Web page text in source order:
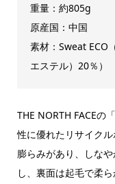
重量：約805g
原産国：中国
素材：Sweat ECO
エステル）20％）
THE NORTH FACEの
性に優れたリサイクル
膨らみがあり、しな
し、裏面は起毛で柔ら